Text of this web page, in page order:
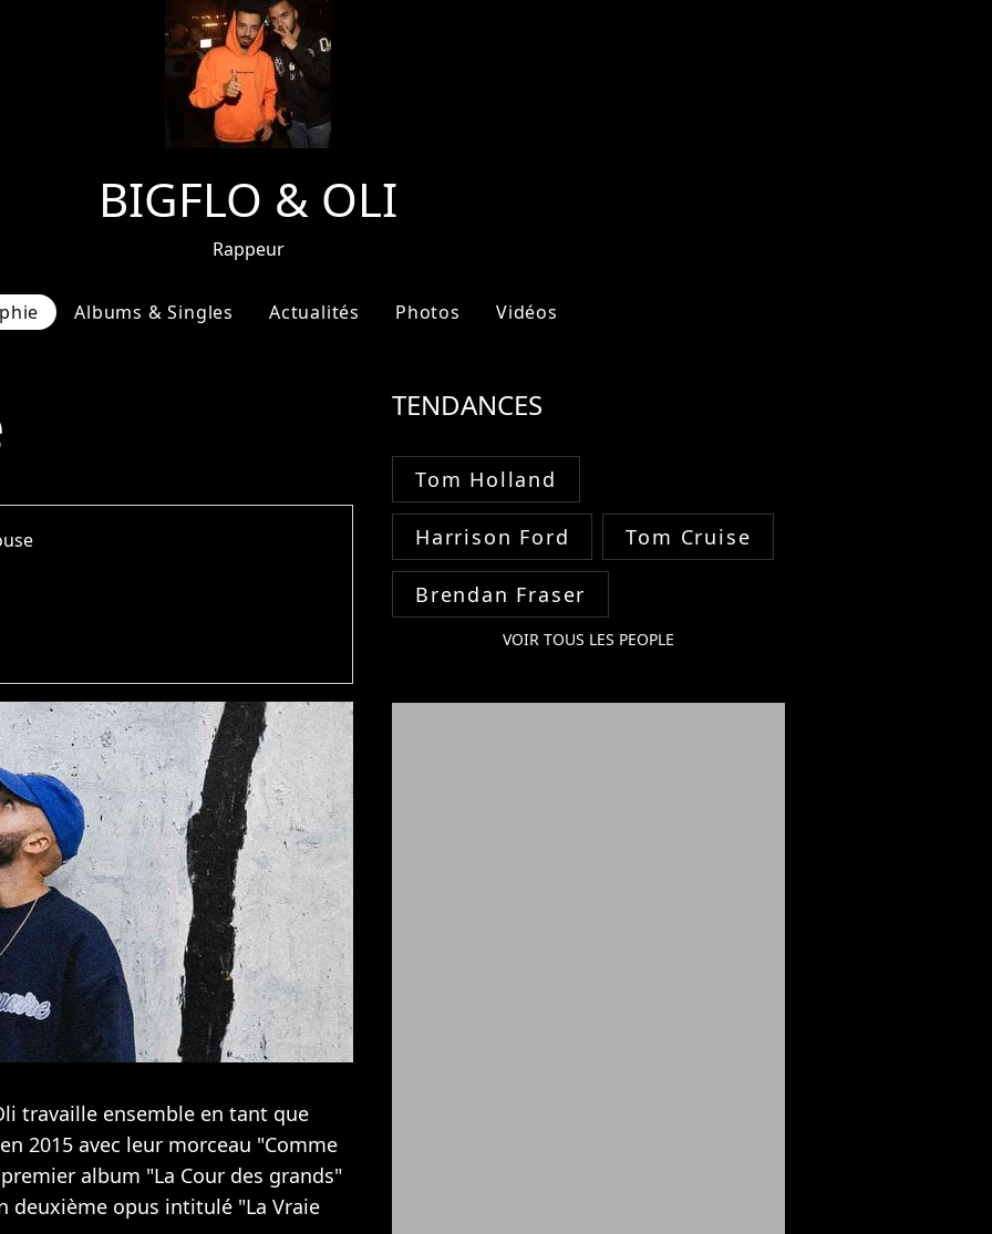
BIGFLO & OLI
Rappeur
Albums & Singles Actualités Photos Vidéos
travaille ensemble en tant que
2015 avec leur morceau "Comme
album "La Cour des grands"
deuxième opus intitulé "La Vraie
TENDANCES
Tom Holland
Harrison Ford Tom Cruise
Brendan Fraser
VOIR TOUS LES PEOPLE